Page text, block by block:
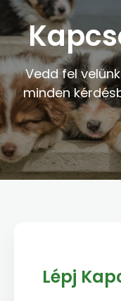
Vedd fel
minden
Lépj